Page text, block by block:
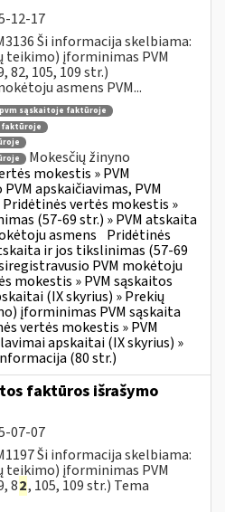
12-17
Ši informacija skelbiama:
teikimo) įforminimas PVM
82, 105, 109 str.)
asmens PVM...
sąskaitoje faktūroje
faktūroje
Mokesčių žinyno
mokestis » PVM
apskaičiavimas, PVM
Pridėtinės vertės mokestis »
(57-69 str.) » PVM atskaita
asmens Pridėtinės
ir jos tikslinimas (57-69
PVM mokėtoju
mokestis » PVM sąskaitos
(IX skyrius) » Prekių
įforminimas PVM sąskaita
vertės mokestis » PVM
apskaitai (IX skyrius) »
(80 str.)
faktūros išrašymo
07-07
Ši informacija skelbiama:
teikimo) įforminimas PVM
82, 105, 109 str.) Tema